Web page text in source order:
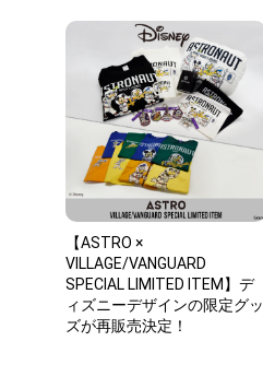
【ASTRO ×
VILLAGE/VANGUARD
SPECIAL LIMITED ITEM】デ
ィズニーデザインの限定グッ
ズが再販売決定！